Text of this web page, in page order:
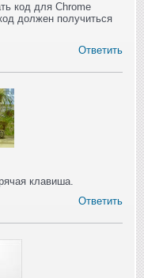
код для Chrome
должен получиться
Ответить
клавиша.
Ответить